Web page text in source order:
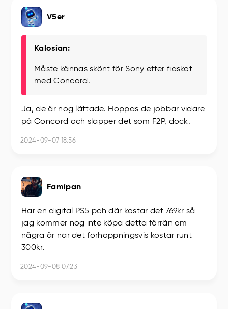
V5er
Kalosian:
Måste kännas skönt för Sony efter fiaskot
med Concord.
Ja, de är nog lättade. Hoppas de jobbar vidare
på Concord och släpper det som F2P, dock.
2024-09-07 18:56
Famipan
Har en digital PS5 pch där kostar det 769kr så
jag kommer nog inte köpa detta förrän om
några år när det förhoppningsvis kostar runt
300kr.
2024-09-08 07:23